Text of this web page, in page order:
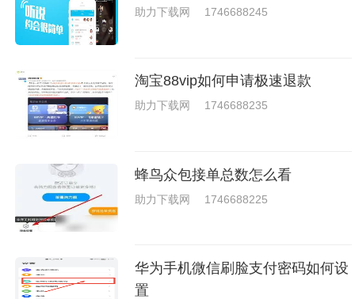
助力下载网 1746688245
淘宝88vip如何申请极速退款
助力下载网 1746688235
蜂鸟众包接单总数怎么看
助力下载网 1746688225
华为手机微信刷脸支付密码如何设
置